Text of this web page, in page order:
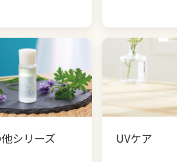
シリーズ UVケア